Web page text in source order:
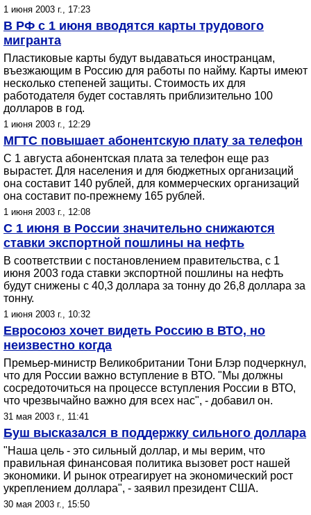
1 июня 2003 г., 17:23
В РФ с 1 июня вводятся карты трудового
мигранта
Пластиковые карты будут выдаваться иностранцам,
въезжающим в Россию для работы по найму. Карты имеют
несколько степеней защиты. Стоимость их для
работодателя будет составлять приблизительно 100
долларов в год.
1 июня 2003 г., 12:29
МГТС повышает абонентскую плату за телефон
С 1 августа абонентская плата за телефон еще раз
вырастет. Для населения и для бюджетных организаций
она составит 140 рублей, для коммерческих организаций
она составит по-прежнему 165 рублей.
1 июня 2003 г., 12:08
С 1 июня в России значительно снижаются
ставки экспортной пошлины на нефть
В соответствии с постановлением правительства, с 1
июня 2003 года ставки экспортной пошлины на нефть
будут снижены с 40,3 доллара за тонну до 26,8 доллара за
тонну.
1 июня 2003 г., 10:32
Евросоюз хочет видеть Россию в ВТО, но
неизвестно когда
Премьер-министр Великобритании Тони Блэр подчеркнул,
что для России важно вступление в ВТО. "Мы должны
сосредоточиться на процессе вступления России в ВТО,
что чрезвычайно важно для всех нас", - добавил он.
31 мая 2003 г., 11:41
Буш высказался в поддержку сильного доллара
"Наша цель - это сильный доллар, и мы верим, что
правильная финансовая политика вызовет рост нашей
экономики. И рынок отреагирует на экономический рост
укреплением доллара", - заявил президент США.
30 мая 2003 г., 15:50